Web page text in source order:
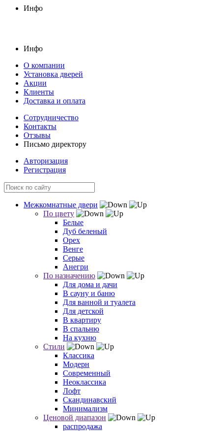
Инфо
Инфо
О компании
Установка дверей
Акции
Клиенты
Доставка и оплата
Сотрудничество
Контакты
Отзывы
Письмо директору
Авторизация
Регистрация
Межкомнатные двери
По цвету
Белые
Дуб беленый
Орех
Венге
Серые
Анегри
По назначению
Для дома и дачи
В сауну и баню
Для ванной и туалета
Для детской
В квартиру
В спальню
На кухню
Стили
Классика
Модерн
Современный
Неоклассика
Лофт
Скандинавский
Минимализм
Ценовой диапазон
распродажа